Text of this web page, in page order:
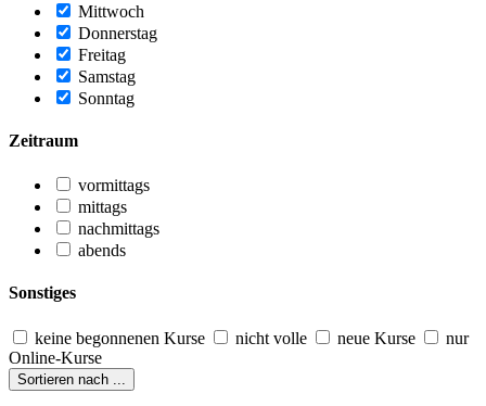
Mittwoch
Donnerstag
Freitag
Samstag
Sonntag
Zeitraum
vormittags
mittags
nachmittags
abends
Sonstiges
keine begonnenen Kurse nicht volle neue Kurse
nur
Online-Kurse
Sortieren nach ...